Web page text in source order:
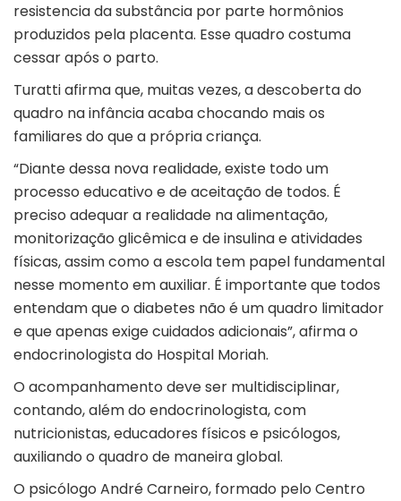
resistencia da substância por parte hormônios
produzidos pela placenta. Esse quadro costuma
cessar após o parto.
Turatti afirma que, muitas vezes, a descoberta do
quadro na infância acaba chocando mais os
familiares do que a própria criança.
“Diante dessa nova realidade, existe todo um
processo educativo e de aceitação de todos. É
preciso adequar a realidade na alimentação,
monitorização glicêmica e de insulina e atividades
físicas, assim como a escola tem papel fundamental
nesse momento em auxiliar. É importante que todos
entendam que o diabetes não é um quadro limitador
e que apenas exige cuidados adicionais”, afirma o
endocrinologista do Hospital Moriah.
O acompanhamento deve ser multidisciplinar,
contando, além do endocrinologista, com
nutricionistas, educadores físicos e psicólogos,
auxiliando o quadro de maneira global.
O psicólogo André Carneiro, formado pelo Centro